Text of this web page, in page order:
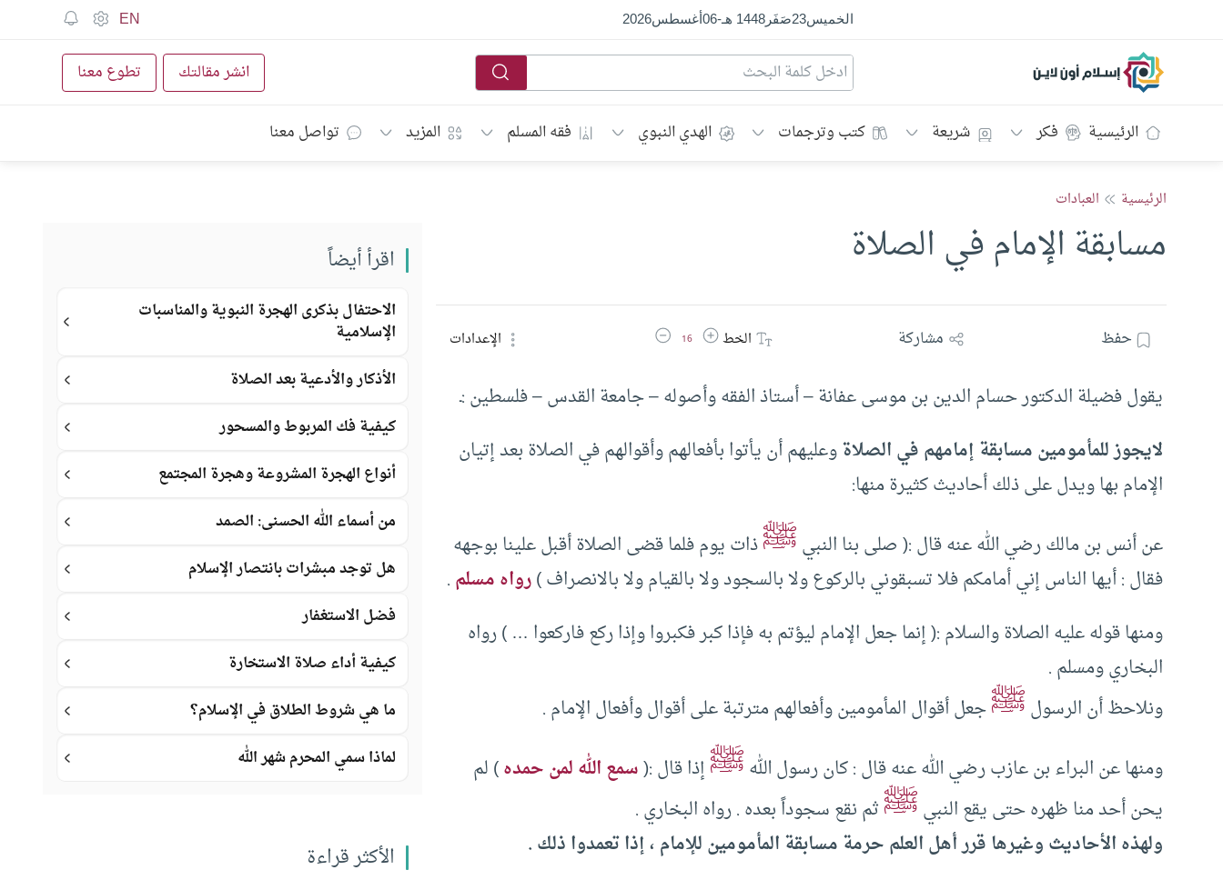
الخميس23صَفَر1448 هـ -
06أغسطس2026
EN
إسلام أون لاين انشر مقالتك تطوع معنا
الرئيسية فكر شريعة كتب وترجمات الهدي النبوي فقه المسلم المزيد تواصل معنا
الرئيسية العبادات
مسابقة الإمام في الصلاة
حفظ مشاركة الخطزيادة حجم الخط
16 تقليل حجم الخط الإعدادات
يقول فضيلة الدكتور حسام الدين بن موسى عفانة – أستاذ الفقه وأصوله – جامعة القدس – فلسطين :ـ
لايجوز للمأمومين مسابقة إمامهم في الصلاةوعليهم أن يأتوا بأفعالهم وأقوالهم في الصلاة بعد إتيان
الإمام بها ويدل على ذلك أحاديث كثيرة منها:
عن أنس بن مالك رضي الله عنه قال :( صلى بنا النبيﷺذات يوم فلما قضى الصلاة أقبل علينا بوجهه
فقال : أيها الناس إني أمامكم فلا تسبقوني بالركوع ولا بالسجود ولا بالقيام ولا بالانصراف )رواه مسلم.
ومنها قوله عليه الصلاة والسلام :( إنما جعل الإمام ليؤتم به فإذا كبر فكبروا وإذا ركع فاركعوا … ) رواه
البخاري ومسلم .
ونلاحظ أن الرسولﷺجعل أقوال المأمومين وأفعالهم مترتبة على أقوال وأفعال الإمام .
ومنها عن البراء بن عازب رضي الله عنه قال : كان رسول اللهﷺإذا قال :(سمع الله لمن حمده) لم
يحن أحد منا ظهره حتى يقع النبيﷺثم نقع سجوداً بعده . رواه البخاري .
ولهذه الأحاديث وغيرها قرر أهل العلم حرمة مسابقة المأمومين للإمام ، إذا تعمدوا ذلك .
اقرأ أيضاً
الاحتفال بذكرى الهجرة النبوية والمناسبات
الإسلامية
الأذكار والأدعية بعد الصلاة
كيفية فك المربوط والمسحور
أنواع الهجرة المشروعة وهجرة المجتمع
من أسماء الله الحسنى: الصمد
هل توجد مبشرات بانتصار الإسلام
فضل الاستغفار
كيفية أداء صلاة الاستخارة
ما هي شروط الطلاق في الإسلام؟
لماذا سمي المحرم شهر الله
الأكثر قراءة